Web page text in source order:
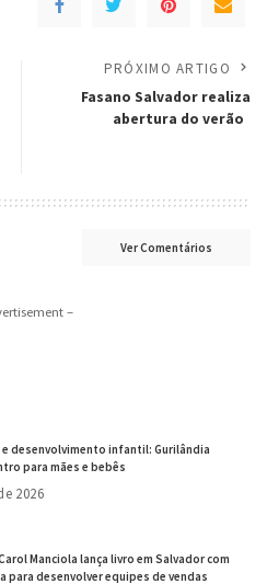
PRÓXIMO ARTIGO
Fasano Salvador realiza
abertura do verão
Ver Comentários
–
e desenvolvimento infantil: Gurilândia
para mães e bebês
2026
Manciola lança livro em Salvador com
para desenvolver equipes de vendas